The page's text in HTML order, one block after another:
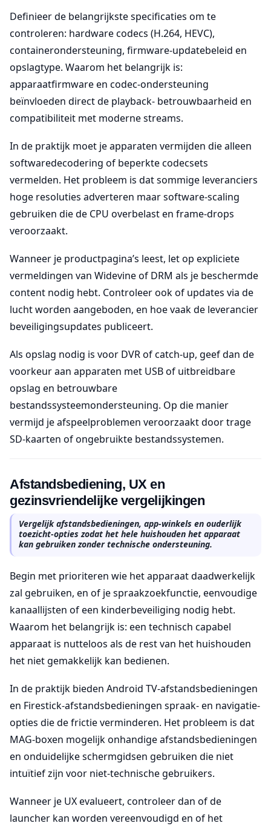
Definieer de belangrijkste specificaties om te
controleren: hardware codecs (H.264, HEVC),
containerondersteuning, firmware-updatebeleid en
opslagtype. Waarom het belangrijk is:
apparaatfirmware en codec-ondersteuning
beïnvloeden direct de playback- betrouwbaarheid en
compatibiliteit met moderne streams.
In de praktijk moet je apparaten vermijden die alleen
softwaredecodering of beperkte codecsets
vermelden. Het probleem is dat sommige leveranciers
hoge resoluties adverteren maar software-scaling
gebruiken die de CPU overbelast en frame-drops
veroorzaakt.
Wanneer je productpagina’s leest, let op expliciete
vermeldingen van Widevine of DRM als je beschermde
content nodig hebt. Controleer ook of updates via de
lucht worden aangeboden, en hoe vaak de leverancier
beveiligingsupdates publiceert.
Als opslag nodig is voor DVR of catch-up, geef dan de
voorkeur aan apparaten met USB of uitbreidbare
opslag en betrouwbare
bestandssysteemondersteuning. Op die manier
vermijd je afspeelproblemen veroorzaakt door trage
SD-kaarten of ongebruikte bestandssystemen.
Afstandsbediening, UX en
gezinsvriendelijke vergelijkingen
Vergelijk afstandsbedieningen, app-winkels en ouderlijk
toezicht-opties zodat het hele huishouden het apparaat
kan gebruiken zonder technische ondersteuning.
Begin met prioriteren wie het apparaat daadwerkelijk
zal gebruiken, en of je spraakzoekfunctie, eenvoudige
kanaallijsten of een kinderbeveiliging nodig hebt.
Waarom het belangrijk is: een technisch capabel
apparaat is nutteloos als de rest van het huishouden
het niet gemakkelijk kan bedienen.
In de praktijk bieden Android TV-afstandsbedieningen
en Firestick-afstandsbedieningen spraak- en navigatie-
opties die de frictie verminderen. Het probleem is dat
MAG-boxen mogelijk onhandige afstandsbedieningen
en onduidelijke schermgidsen gebruiken die niet
intuïtief zijn voor niet-technische gebruikers.
Wanneer je UX evalueert, controleer dan of de
launcher kan worden vereenvoudigd en of het